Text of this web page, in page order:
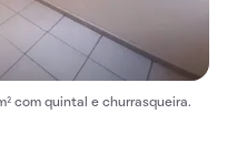
com quintal e churrasqueira.